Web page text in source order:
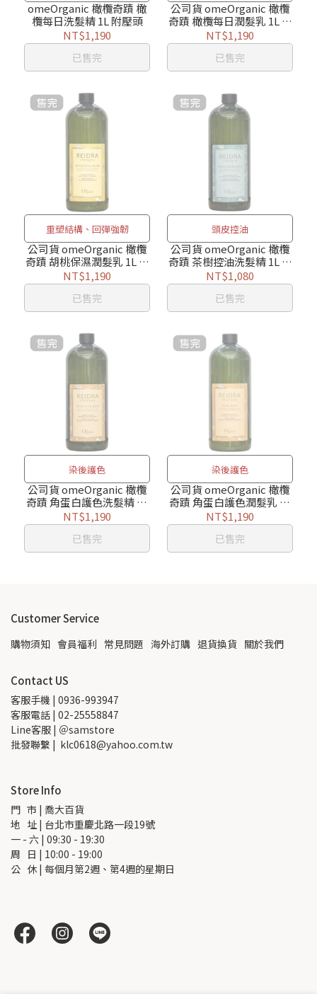
omeOrganic 橄欖奇蹟 橄
欖每日洗髮精 1L 附壓頭
NT$1,190
已售完
公司貨 omeOrganic 橄欖
奇蹟 橄欖每日潤髮乳 1L 附
壓頭
NT$1,190
已售完
重塑結構、回彈強韌
公司貨 omeOrganic 橄欖
奇蹟 胡桃保濕潤髮乳 1L 附
壓頭
NT$1,190
已售完
頭皮控油
公司貨 omeOrganic 橄欖
奇蹟 茶樹控油洗髮精 1L 附
壓頭
NT$1,080
已售完
染後護色
公司貨 omeOrganic 橄欖
奇蹟 角蛋白護色洗髮精 1L
附壓頭
NT$1,190
已售完
染後護色
公司貨 omeOrganic 橄欖
奇蹟 角蛋白護色潤髮乳 1L
附壓頭
NT$1,190
已售完
Customer Service
購物須知 會員福利 常見問題 海外訂購 退貨換貨 關於我們
Contact US
客服手機 | 0936-993947
客服電話 | 02-25558847
Line客服 | ＠samstore
批發聯繫 |  klc0618@yahoo.com.tw
Store Info
門   市 | 喬大百貨
地   址 | 台北市重慶北路一段19號
一 - 六 | 09:30 - 19:30
周   日 | 10:00 - 19:00
公   休 | 每個月第2週、第4週的星期日